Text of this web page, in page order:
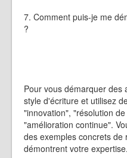
7. Comment puis-je me
?
Pour vous démarquer des
style d'écriture et utilisez
"innovation", "résolution
"amélioration continue".
des exemples concrets de
démontrent votre expertise.